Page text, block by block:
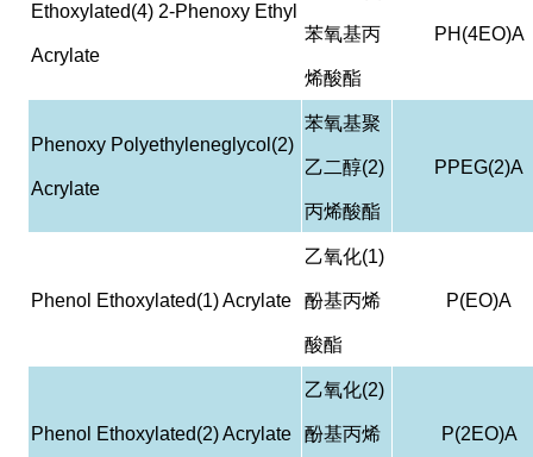
Ethoxylated(4) 2-Phenoxy Ethyl
Acrylate
苯氧基丙
烯酸酯
PH(4EO)A
Phenoxy Polyethyleneglycol(2)
Acrylate
苯氧基聚
乙二醇(2)
丙烯酸酯
PPEG(2)A
Phenol Ethoxylated(1) Acrylate
乙氧化(1)
酚基丙烯
酸酯
P(EO)A
Phenol Ethoxylated(2) Acrylate
乙氧化(2)
酚基丙烯 P(2EO)A